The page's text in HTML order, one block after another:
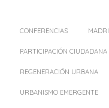
CONFERENCIAS
PARTICIPACIÓN CIUDADANA
REGENERACIÓN URBANA
URBANISMO EMERGENTE